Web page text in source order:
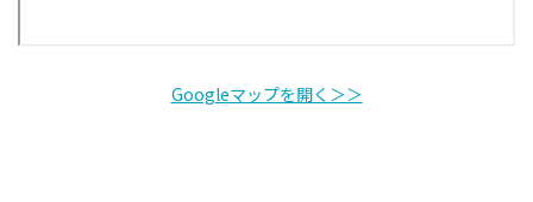
Googleマップを開く＞＞